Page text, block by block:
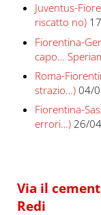
Juventus-
riscatto no)
Fiorentina-
capo…
Roma-
strazio…) 04/
Fiorentina-
errori…) 26/
Via il
Redi